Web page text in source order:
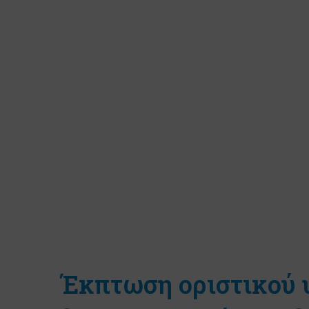
Έκπτωση οριστικού